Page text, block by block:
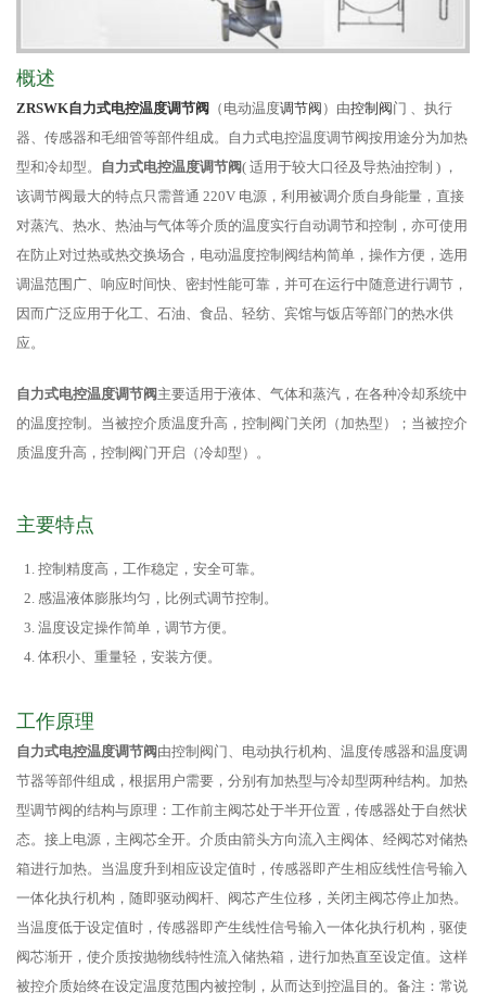
概述
ZRSWK自力式电控温度调节阀 （电动温度调节阀 ）由控制阀门 、执行
器、传感器和毛细管等部件组成。自力式电控温度调节阀按用途分为加热
型和冷却型。 自力式电控温度调节阀( 适用于较大口径及导热油控制 ) ，
该调节阀最大的特点只需普通 220V 电源，利用被调介质自身能量，直接
对蒸汽、热水、热油与气体等介质的温度实行自动调节和控制，亦可使用
在防止对过热或热交换场合，电动温度控制阀结构简单，操作方便，选用
调温范围广、响应时间快、密封性能可靠，并可在运行中随意进行调节，
因而广泛应用于化工、石油、食品、轻纺、宾馆与饭店等部门的热水供
应。
自力式电控温度调节阀主要适用于液体、气体和蒸汽，在各种冷却系统中
的温度控制。当被控介质温度升高，控制阀门关闭（加热型）；当被控介
质温度升高，控制阀门开启（冷却型）。
主要特点
控制精度高，工作稳定，安全可靠。
感温液体膨胀均匀，比例式调节控制。
温度设定操作简单，调节方便。
体积小、重量轻，安装方便。
工作原理
自力式电控温度调节阀由控制阀门、电动执行机构、温度传感器和温度调
节器等部件组成，根据用户需要，分别有加热型与冷却型两种结构。加热
型调节阀的结构与原理：工作前主阀芯处于半开位置，传感器处于自然状
态。接上电源，主阀芯全开。介质由箭头方向流入主阀体、经阀芯对储热
箱进行加热。当温度升到相应设定值时，传感器即产生相应线性信号输入
一体化执行机构，随即驱动阀杆、阀芯产生位移，关闭主阀芯停止加热。
当温度低于设定值时，传感器即产生线性信号输入一体化执行机构，驱使
阀芯渐开，使介质按抛物线特性流入储热箱，进行加热直至设定值。这样
被控介质始终在设定温度范围内被控制，从而达到控温目的。备注：常说